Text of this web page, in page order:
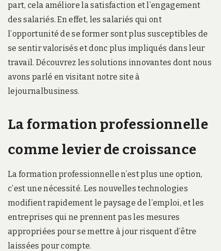
part, cela améliore la satisfaction et l’engagement
des salariés. En effet, les salariés qui ont
l’opportunité de se former sont plus susceptibles de
se sentir valorisés et donc plus impliqués dans leur
travail. Découvrez les solutions innovantes dont nous
avons parlé en visitant notre site à
lejournalbusiness.
La formation professionnelle
comme levier de croissance
La formation professionnelle n’est plus une option,
c’est une nécessité. Les nouvelles technologies
modifient rapidement le paysage de l’emploi, et les
entreprises qui ne prennent pas les mesures
appropriées pour se mettre à jour risquent d’être
laissées pour compte.